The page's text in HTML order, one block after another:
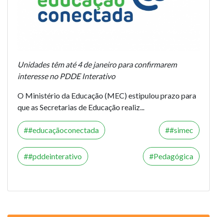
Unidades têm até 4 de janeiro para confirmarem
interesse no PDDE Interativo
O Ministério da Educação (MEC) estipulou prazo para
que as Secretarias de Educação realiz...
#educaçãoconectada #simec
#pddeinterativo Pedagógica